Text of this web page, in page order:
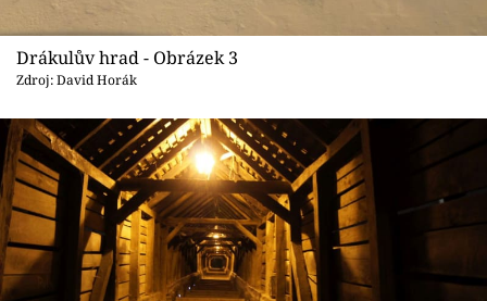
Drákulův hrad - Obrázek 3
Zdroj: David Horák